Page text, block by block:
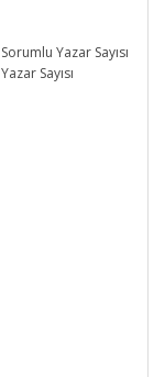
Sorumlu Yazar Sayısı
Yazar Sayısı